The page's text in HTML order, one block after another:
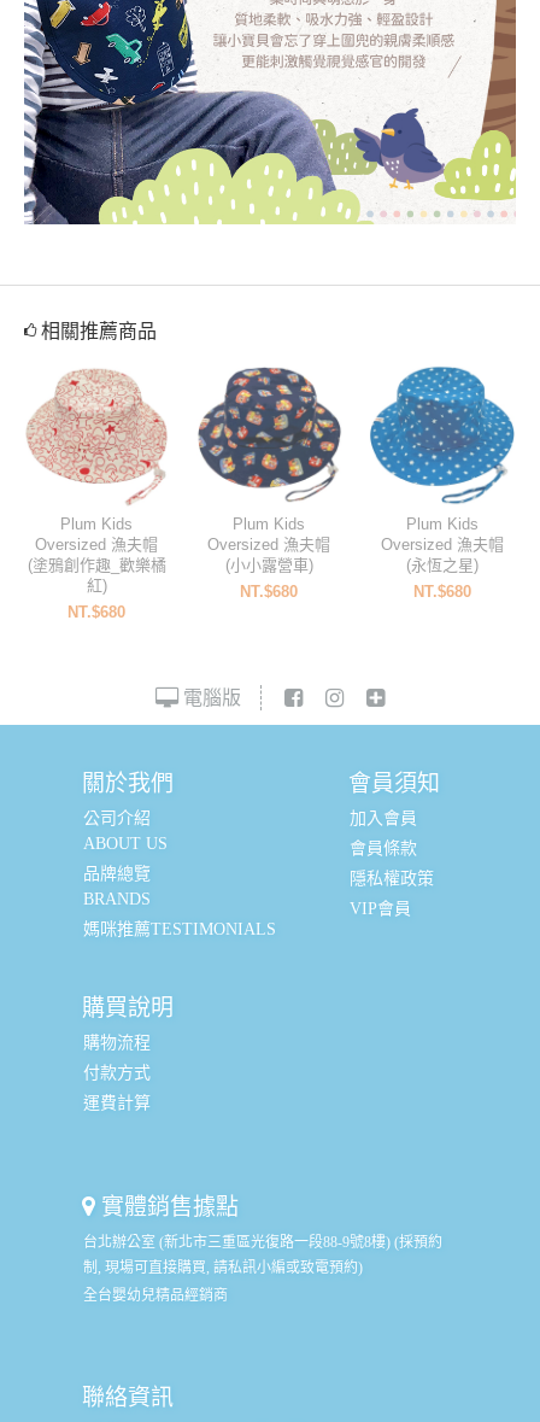
相關推薦商品
Plum Kids
Oversized 漁夫帽
(塗鴉創作趣_歡樂橘
紅)
NT.$680
Plum Kids
Oversized 漁夫帽
(小小露營車)
NT.$680
Plum Kids
Oversized 漁夫帽
(永恆之星)
NT.$680
電腦版
關於我們
公司介紹
ABOUT US
品牌總覽
BRANDS
媽咪推薦TESTIMONIALS
會員須知
加入會員
會員條款
隱私權政策
VIP會員
購買說明
購物流程
付款方式
運費計算
實體銷售據點
台北辦公室 (新北市三重區光復路一段88-9號8樓) (採預約
制, 現場可直接購買, 請私訊小編或致電預約)
全台嬰幼兒精品經銷商
聯絡資訊